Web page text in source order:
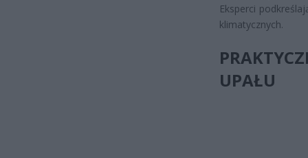
Eksperci
klimatycznych.
UPAŁU